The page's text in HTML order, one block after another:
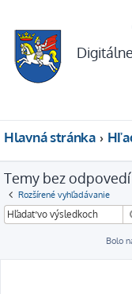
Hlavná stránka
Temy bez odpovedí
Rozšírené vyhľadávanie
Bolo